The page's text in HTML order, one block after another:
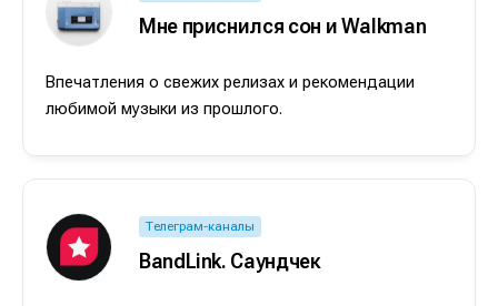
Мне приснился сон и Walkman
Впечатления о свежих релизах и рекомендации
любимой музыки из прошлого.
Телеграм-каналы
BandLink. Саундчек